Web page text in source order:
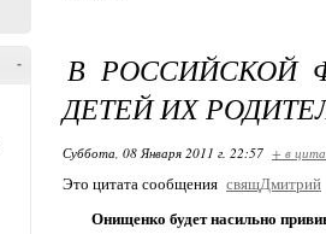
-
В РОССИЙСКОЙ
ДЕТЕЙ ИХ
Суббота, 08 Января 2011 г. 22:57 + в
Это цитата сообщения свящДмитрий
Онищенко будет насильно